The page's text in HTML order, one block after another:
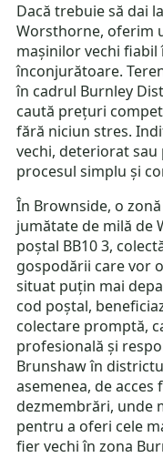
Dacă trebuie să dai
Worsthorne, oferim
mașinilor vechi
înconjurătoare.
în cadrul Burnley
caută prețuri
fără niciun stres.
vechi, deteriorat
procesul simplu și
În Brownside, o
jumătate de milă de
poștal BB10 3,
gospodării care vor
situat puțin mai
cod poștal,
colectare promptă,
profesională și
Brunshaw în
asemenea, de
dezmembrări, unde
pentru a oferi cele
fier vechi în zona